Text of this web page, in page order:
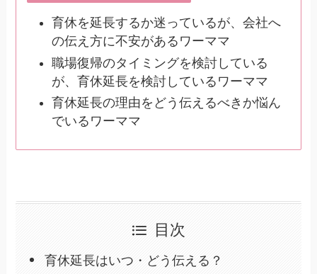
育休を延長するか迷っているが、会社へ
の伝え方に不安があるワーママ
職場復帰のタイミングを検討している
が、育休延長を検討しているワーママ
育休延長の理由をどう伝えるべきか悩ん
でいるワーママ
目次
育休延長はいつ・どう伝える？